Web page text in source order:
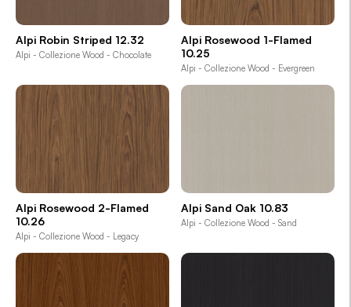
Alpi Robin Striped 12.32
Alpi - Collezione Wood - Chocolate
Alpi Rosewood 1-Flamed
10.25
Alpi - Collezione Wood - Evergreen
Alpi Rosewood 2-Flamed
10.26
Alpi - Collezione Wood - Legacy
Alpi Sand Oak 10.83
Alpi - Collezione Wood - Sand